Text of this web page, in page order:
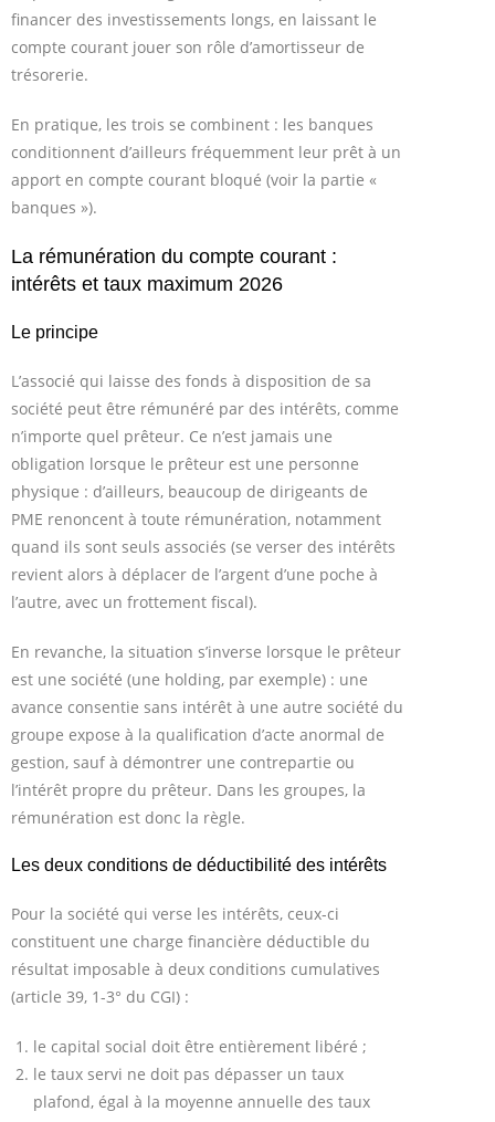
financer des investissements longs, en laissant le
compte courant jouer son rôle d’amortisseur de
trésorerie.
En pratique, les trois se combinent : les banques
conditionnent d’ailleurs fréquemment leur prêt à un
apport en compte courant bloqué (voir la partie «
banques »).
La rémunération du compte courant :
intérêts et taux maximum 2026
Le principe
L’associé qui laisse des fonds à disposition de sa
société peut être rémunéré par des intérêts, comme
n’importe quel prêteur. Ce n’est jamais une
obligation lorsque le prêteur est une personne
physique : d’ailleurs, beaucoup de dirigeants de
PME renoncent à toute rémunération, notamment
quand ils sont seuls associés (se verser des intérêts
revient alors à déplacer de l’argent d’une poche à
l’autre, avec un frottement fiscal).
En revanche, la situation s’inverse lorsque le prêteur
est une société (une holding, par exemple) : une
avance consentie sans intérêt à une autre société du
groupe expose à la qualification d’acte anormal de
gestion, sauf à démontrer une contrepartie ou
l’intérêt propre du prêteur. Dans les groupes, la
rémunération est donc la règle.
Les deux conditions de déductibilité des intérêts
Pour la société qui verse les intérêts, ceux-ci
constituent une charge financière déductible du
résultat imposable à deux conditions cumulatives
(article 39, 1-3° du CGI) :
le capital social doit être entièrement libéré ;
le taux servi ne doit pas dépasser un taux
plafond, égal à la moyenne annuelle des taux